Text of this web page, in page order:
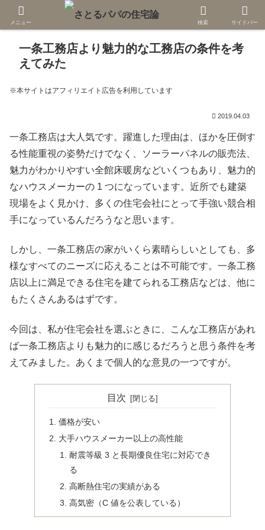
一条工務店より魅力的な工務店の条件を考
えてみた
※本サイトはアフィリエイト広告を利用しています
2019.04.03
一条工務店は大人気です。躍進した理由は、ほかを圧倒す
る性能重視の姿勢だけでなく、ソーラーパネルの販売法、
魅力がわかりやすい全館床暖房などいくつもあり、魅力的
なハウスメーカーの 1 つになっています。近所でも建築
現場をよく見かけ、多くの住宅会社にとって手強い競合相
手になっているんだろうなと思います。
しかし、一条工務店の家がいくら素晴らしいとしても、多
様なすべてのニーズに応えることは不可能です。一条工務
店以上に満足できる住宅を建てられる工務店などは、他に
もたくさんあるはずです。
今回は、私が住宅会社を選ぶときに、こんな工務店があれ
ば一条工務店よりも魅力的に感じるだろうと思う条件を考
えてみました。あくまで個人的な意見の一つですが。
目次
価格が安い
大手ハウスメーカー以上の高性能
耐震等級 3 と長期優良住宅に対応でき
る
高断熱住宅の実績がある
高気密（C 値を公表している）
メニュー 検索 サイドバー